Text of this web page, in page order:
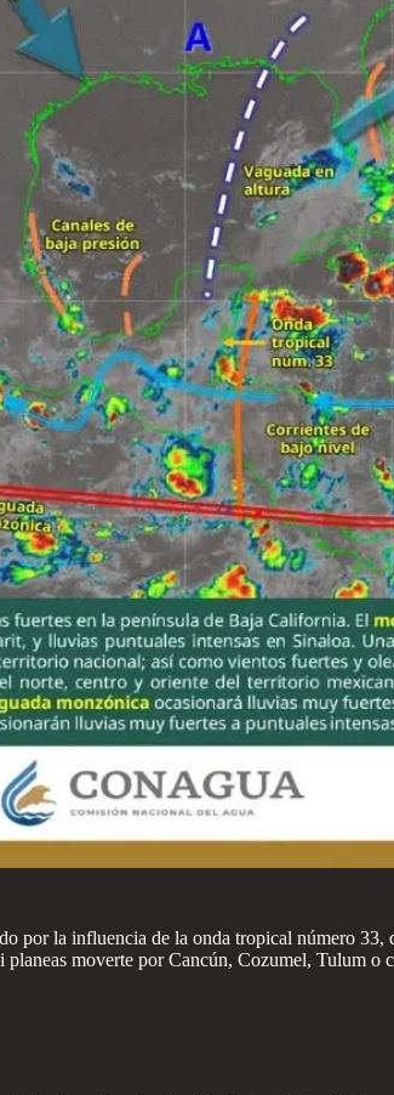
por la influencia de la onda tropical número
moverte por Cancún, Cozumel, Tulum